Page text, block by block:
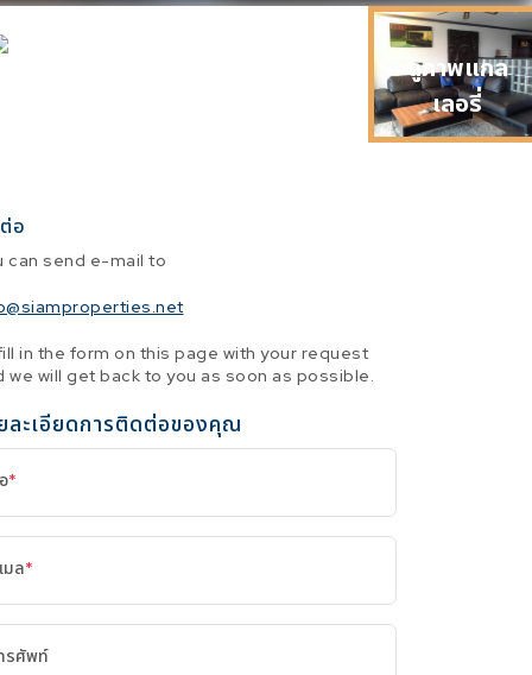
ดูภาพแกล
เลอรี่
อ
can send e-mail to
in the form on this page with your request
we will get back to you as soon as possible.
ละเอียดการติดต่อของคุณ
*
มล*
รศัพท์